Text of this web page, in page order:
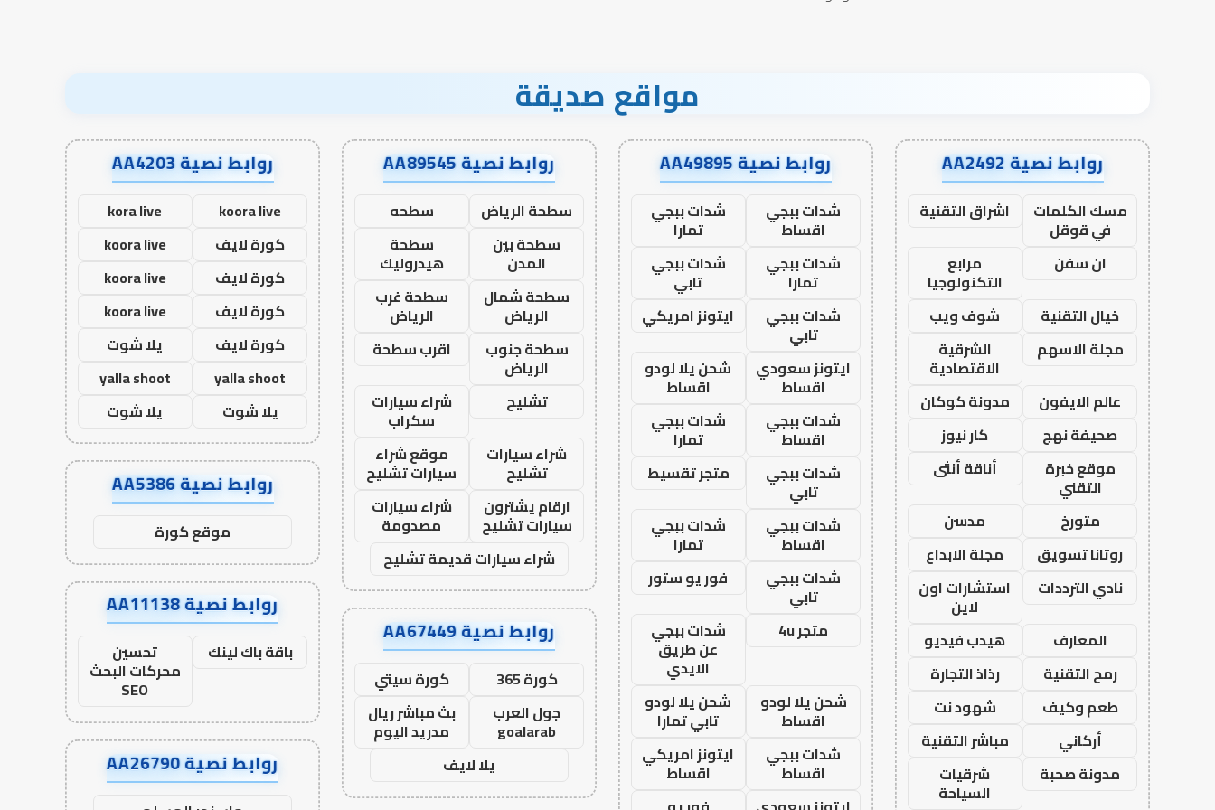
مواقع صديقة
روابط نصية AA2492
مسك الكلمات
في قوقل
اشراق التقنية
ان سفن
مرابع
التكنولوجيا
خيال التقنية
شوف ويب
مجلة الاسهم
الشرقية
الاقتصادية
عالم الايفون
مدونة كوكان
صحيفة نهج
كار نيوز
موقع خبرة
التقني
أناقة أنثى
متورخ
مدسن
روتانا تسويق
مجلة الابداع
نادي الترددات
استشارات اون
لاين
المعارف
هيدب فيديو
رمح التقنية
رذاذ التجارة
طعم وكيف
شهود نت
أركاني
مباشر التقنية
مدونة صحبة
شرقيات
السياحة
روابط نصية AA49895
شدات ببجي
اقساط
شدات ببجي
تمارا
شدات ببجي
تمارا
شدات ببجي
تابي
شدات ببجي
تابي
ايتونز امريكي
ايتونز سعودي
اقساط
شحن يلا لودو
اقساط
شدات ببجي
اقساط
شدات ببجي
تمارا
شدات ببجي
تابي
متجر تقسيط
شدات ببجي
اقساط
شدات ببجي
تمارا
شدات ببجي
تابي
فور يو ستور
متجر 4u
شدات ببجي
عن طريق
الايدي
شحن يلا لودو
اقساط
شحن يلا لودو
تابي تمارا
شدات ببجي
اقساط
ايتونز امريكي
اقساط
روابط نصية AA89545
سطحة الرياض
سطحه
سطحة بين
المدن
سطحة
هيدروليك
سطحة شمال
الرياض
سطحة غرب
الرياض
سطحة جنوب
الرياض
اقرب سطحة
تشليح
شراء سيارات
سكراب
شراء سيارات
تشليح
موقع شراء
سيارات تشليح
ارقام يشترون
سيارات تشليح
شراء سيارات
مصدومة
شراء سيارات قديمة تشليح
روابط نصية AA67449
كورة 365
كورة سيتي
جول العرب
goalarab
بث مباشر ريال
مدريد اليوم
يلا لايف
روابط نصية AA4203
koora live
kora live
كورة لايف
koora live
كورة لايف
koora live
كورة لايف
koora live
كورة لايف
يلا شوت
yalla shoot
yalla shoot
يلا شوت
يلا شوت
روابط نصية AA5386
موقع كورة
روابط نصية AA11138
باقة باك لينك تحسين
محركات البحث
SEO
روابط نصية AA26790